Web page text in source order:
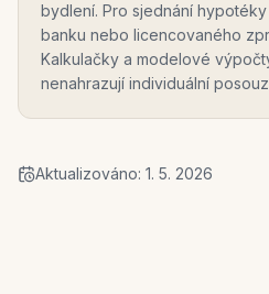
bydlení. Pro sjednání
banku nebo licencovaného
Kalkulačky a modelové
nenahrazují individuální
Aktualizováno: 1. 5. 2026